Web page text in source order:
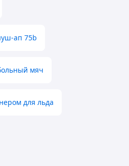
ап 75b
мяч
для льда